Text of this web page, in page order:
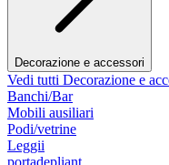
Decorazione e accessori
Vedi tutti Decorazione e
Banchi/Bar
Mobili ausiliari
Podi/vetrine
Leggii